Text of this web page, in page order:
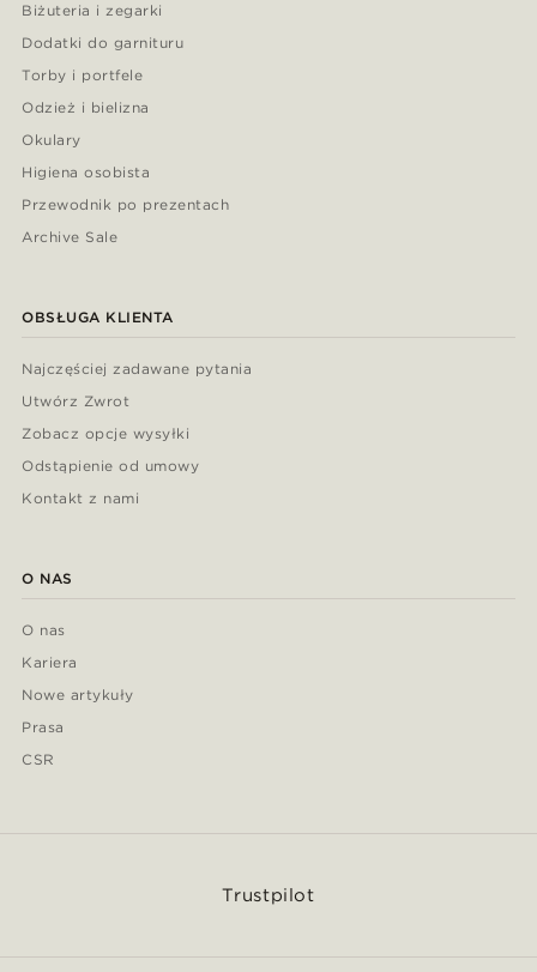
Biżuteria i zegarki
Dodatki do garnituru
Torby i portfele
Odzież i bielizna
Okulary
Higiena osobista
Przewodnik po prezentach
Archive Sale
OBSŁUGA KLIENTA
Najczęściej zadawane pytania
Utwórz Zwrot
Zobacz opcje wysyłki
Odstąpienie od umowy
Kontakt z nami
O NAS
O nas
Kariera
Nowe artykuły
Prasa
CSR
Trustpilot